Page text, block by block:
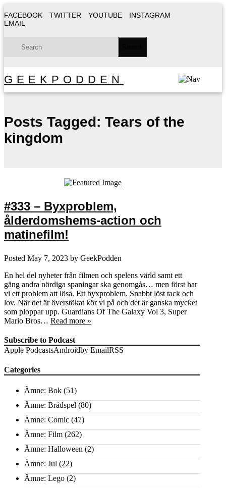
FACEBOOK TWITTER YOUTUBE
INSTAGRAM
EMAIL
GEEKPODDEN
Posts Tagged: Tears of the
kingdom
#333 – Byxproblem,
ålderdomshems-action och
matinefilm!
Posted May 7, 2023 by GeekPodden
En hel del nyheter från filmen och spelens värld samt ett
gäng andra nördiga spaningar ska genomgås… men först har
vi ett problem att lösa. Ett byxproblem. Snabbt löst tack och
lov. När det är överstökat kör vi på och det är ganska mycket
som ploppar upp. Guardians Of The Galaxy Vol 3, Super
Mario Bros… Read more »
Subscribe to Podcast
Apple PodcastsAndroidby EmailRSS
Categories
Ämne: Bok (51)
Ämne: Brädspel (80)
Ämne: Comic (47)
Ämne: Film (262)
Ämne: Halloween (2)
Ämne: Jul (22)
Ämne: Lego (2)